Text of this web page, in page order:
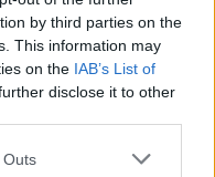
by third parties on the
This information may
on the IAB’s List of
disclose it to other
Outs
alertes s’inscrivent dans
avait déjà déposé une
la réglementation